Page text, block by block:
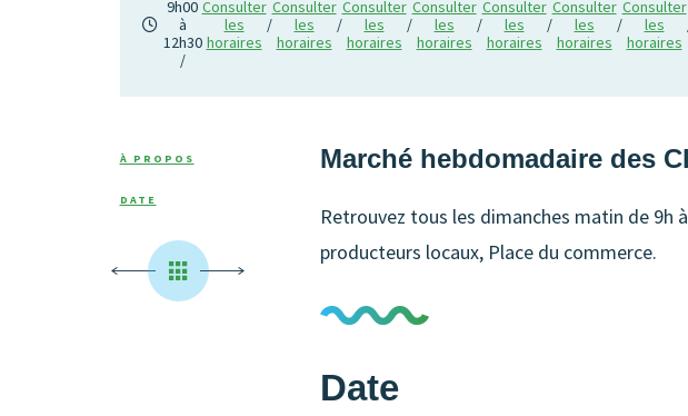
9h00
à
12h30
/
Consulter
les
horaires
/
Consulter
les
horaires
/
Consulter
les
horaires
/
Consulter
les
horaires
/
Consulter
les
horaires
/
Consulter
les
horaires
/
Consulter
les
horaires
À PROPOS
DATE
Marché hebdomadaire des
Retrouvez tous les dimanches matin de 9h
producteurs locaux, Place du commerce.
Date